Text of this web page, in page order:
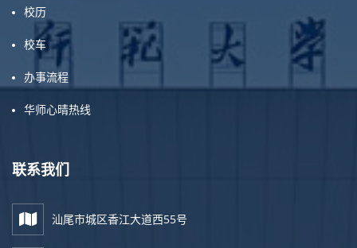
校历
校车
办事流程
华师心晴热线
联系我们
汕尾市城区香江大道西55号